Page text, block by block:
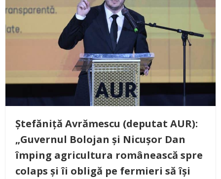
Ștefăniță Avrămescu (deputat AUR):
„Guvernul Bolojan și Nicușor Dan
împing agricultura românească spre
colaps și îi obligă pe fermieri să își